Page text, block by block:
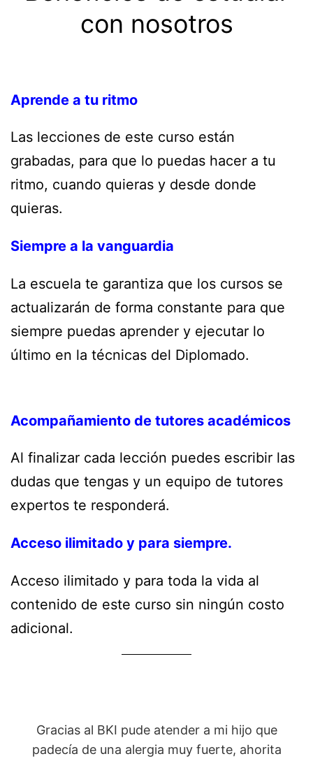
con nosotros
Aprende a tu ritmo
Las lecciones de este curso están
grabadas, para que lo puedas hacer a tu
ritmo, cuando quieras y desde donde
quieras.
Siempre a la vanguardia
La escuela te garantiza que los cursos se
actualizarán de forma constante para que
siempre puedas aprender y ejecutar lo
último en la técnicas del Diplomado.
Acompañamiento de tutores académicos
Al finalizar cada lección puedes escribir las
dudas que tengas y un equipo de tutores
expertos te responderá.
Acceso ilimitado y para siempre.
Acceso ilimitado y para toda la vida al
contenido de este curso sin ningún costo
adicional.
Al certificarme en el Sistema BKI puede
obtener un documento con validez y